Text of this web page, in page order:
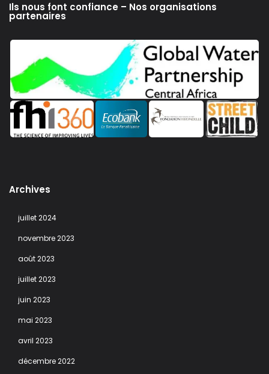
Ils nous font confiance – Nos organisations
partenaires
Archives
juillet 2024
novembre 2023
août 2023
juillet 2023
juin 2023
mai 2023
avril 2023
décembre 2022